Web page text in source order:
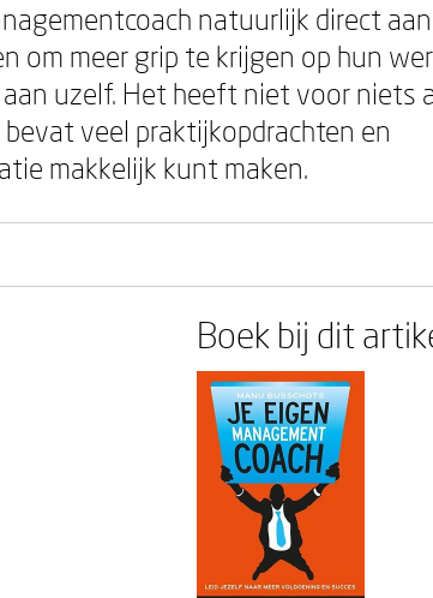
natuurlijk direct
om meer grip te krijgen op hun
uzelf. Het heeft niet voor niets
bevat veel praktijkopdrachten en
makkelijk kunt maken.
Boek bij dit